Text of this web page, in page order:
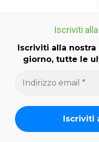
Iscriviti
Iscriviti alla
giorno, tutte le